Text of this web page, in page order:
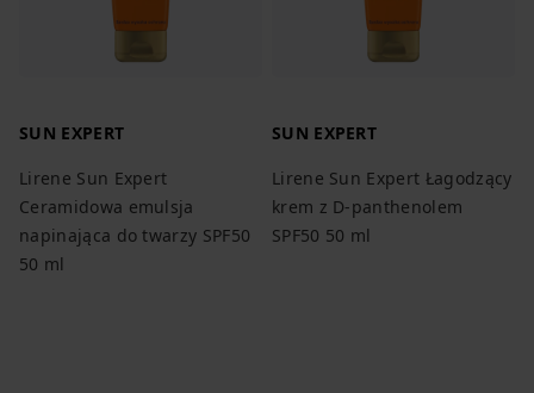
SUN EXPERT
Lirene Sun Expert
Ceramidowa emulsja
napinająca do twarzy SPF50
50 ml
SUN EXPERT
Lirene Sun Expert Łagodzący
krem z D-panthenolem
SPF50 50 ml